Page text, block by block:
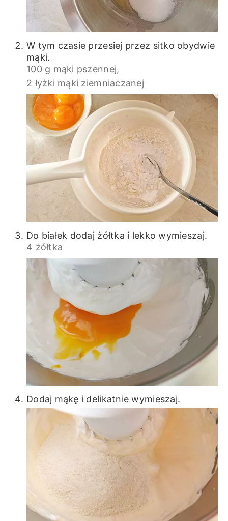
W tym czasie przesiej przez sitko obydwie
mąki.
100 g mąki pszennej,
2 łyżki mąki ziemniaczanej
Do białek dodaj żółtka i lekko wymieszaj.
4 żółtka
Dodaj mąkę i delikatnie wymieszaj.